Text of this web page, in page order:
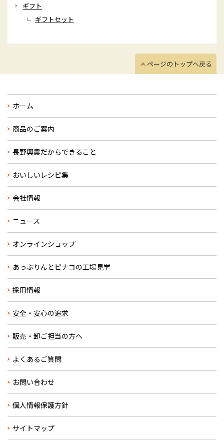
ギフト
ギフトセット
ページのトップへ戻る
ホーム
商品のご案内
長野興農だからできること
おいしいレシピ集
会社情報
ニュース
オンラインショップ
あっぷりんとピナコの工場見学
採用情報
安全・安心の追求
販売・卸ご担当の方へ
よくあるご質問
お問い合わせ
個人情報保護方針
サイトマップ